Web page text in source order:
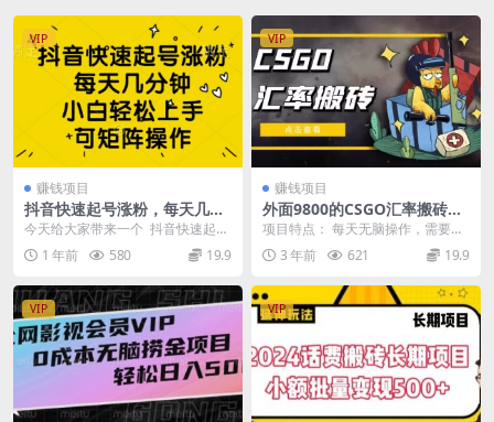
VIP
赚钱项目
抖音快速起号涨粉，每天几分
钟，小白轻松上手，可矩阵操
作
今天给大家带来一个 抖音快速起号
涨粉，每天几分钟，小白轻松上
手、可矩阵操作 抖...
1 年前 580 19.9
VIP
赚钱项目
外面9800的CSGO汇率搬砖项
目，一个月轻松赚几千【选品
软件+详细教程】
项目特点： 每天无脑操作，需要周
转资金，项目长期可玩，项目有很
久了，并且长久可以...
3 年前 621 19.9
VIP VIP